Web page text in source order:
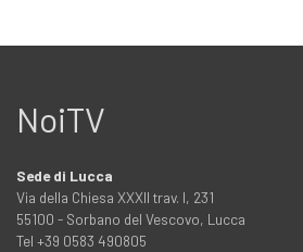
NoiTV
Sede di Lucca
Via della Chiesa XXXII trav. I, 231
55100 - Sorbano del Vescovo, Lucca
Tel +39 0583 490805